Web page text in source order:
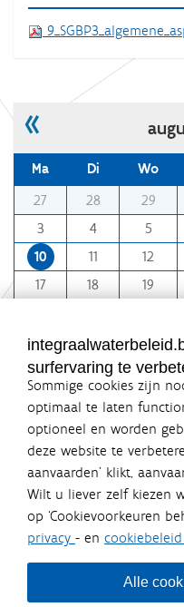
«
o
n
-
Ma Di Wo
27
28 29
3
4 5
10
11 12
17
18 19
31
1 2
surfervaring te
Sommige cookies zijn
optimaal te laten
optioneel en worden
deze website te
aanvaarden’ klikt,
Wilt u liever zelf kiezen
op ‘Cookievoorkeuren
privacy - en cookiebeleid
Alle
officiële website van
overheid
uitgegeven door
Waterbeleid
De Coördinatiecommissie
bestuursniveaus die bij het
waterbedrijven nemen deel
samenwerking zorgt voor een